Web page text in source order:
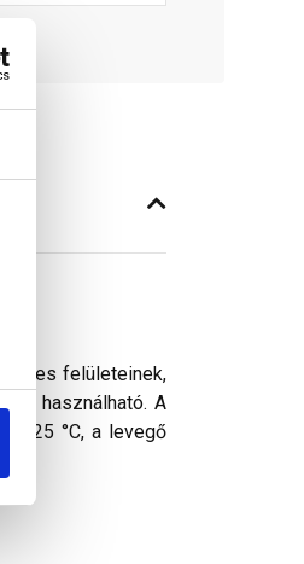
felületeinek,
használható. A
+25 °C, a levegő